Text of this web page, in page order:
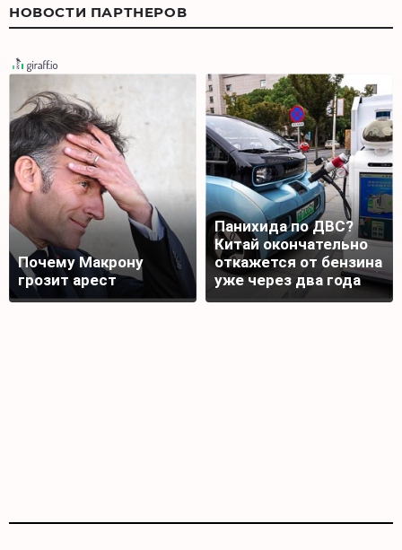
НОВОСТИ ПАРТНЕРОВ
Почему Макрону
грозит арест
Панихида по ДВС?
Китай окончательно
откажется от бензина
уже через два года